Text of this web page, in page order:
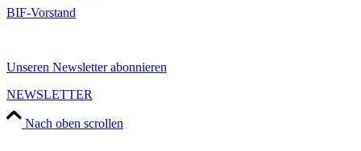
BIF-Vorstand
Unseren Newsletter abonnieren
NEWSLETTER
Nach oben scrollen